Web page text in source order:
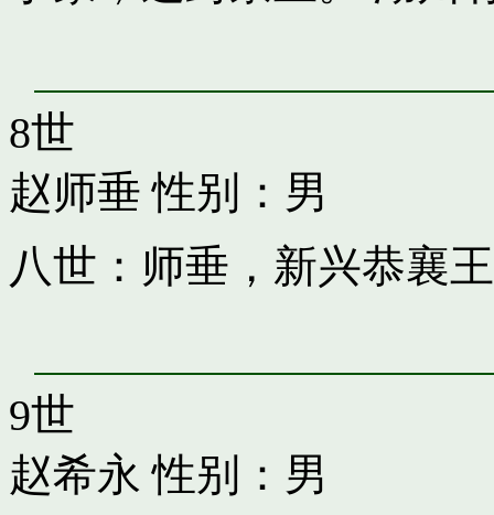
8世
赵师垂 性别：男
八世：师垂，新兴恭襄王
9世
赵希永 性别：男